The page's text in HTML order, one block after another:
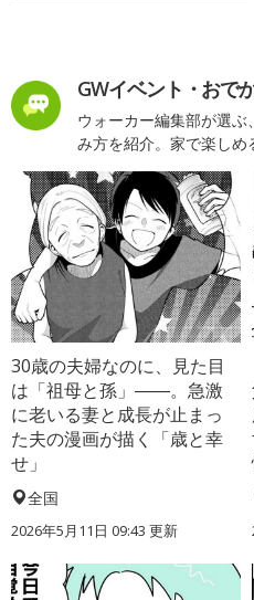
GWイベント・おで
ウォーカー編集部が選ぶ
み方を紹介。家で楽しめ
30歳の夫婦なのに、見た目
は「祖母と孫」――。急激
に老いる妻と成長が止まっ
た夫の漫画が描く「歳と幸
せ」
全国
2026年5月11日 09:43 更新